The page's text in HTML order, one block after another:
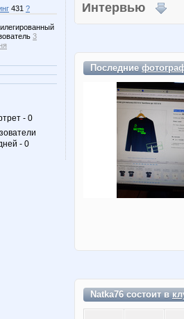
431 ?
3
- 0
- 0
Интервью
Последние
Natka76 состоит в